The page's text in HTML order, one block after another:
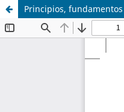
Principios,